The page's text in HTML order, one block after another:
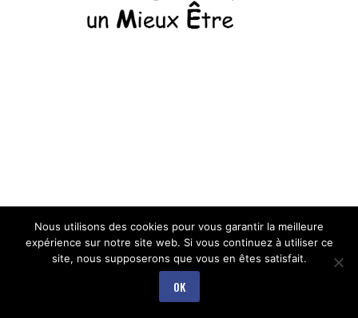
Nous utilisons des cookies pour vous garantir la meilleure
expérience sur notre site web. Si vous continuez à utiliser ce
site, nous supposerons que vous en êtes satisfait.
OK